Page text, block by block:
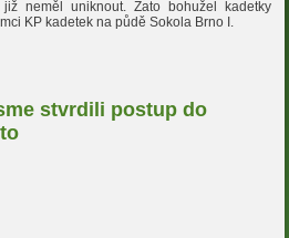
neměl uniknout. Zato bohužel kadetky
KP kadetek na půdě Sokola Brno I.
stvrdili postup do